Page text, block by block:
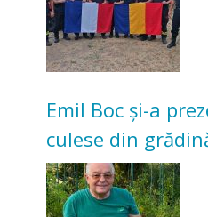
Emil Boc și-a
culese din
nu poate oferi